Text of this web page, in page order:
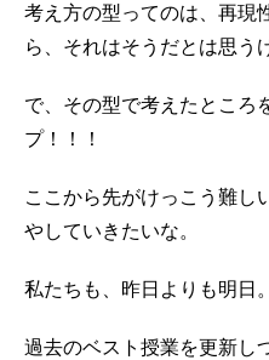
考え方の型ってのは、再現
ら、それはそうだとは思う
で、その型で考えたところ
プ！！！
ここから先がけっこう難し
やしていきたいな。
私たちも、昨日よりも明日。
過去のベスト授業を更新し